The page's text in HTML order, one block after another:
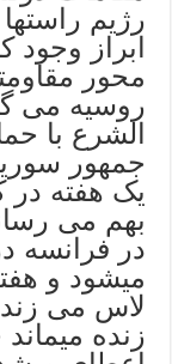
رژیم راستها
ابراز وجود
محور
روسیه می
الشرع با
جمهور
یک هفته در
بهم می
در فرانسه
میشود و
لاس می
زنده